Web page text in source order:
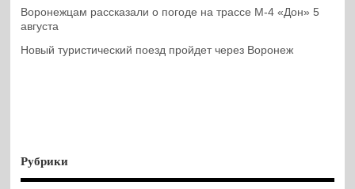
Воронежцам рассказали о погоде на трассе М-4 «Дон» 5
августа
Новый туристический поезд пройдет через Воронеж
Рубрики